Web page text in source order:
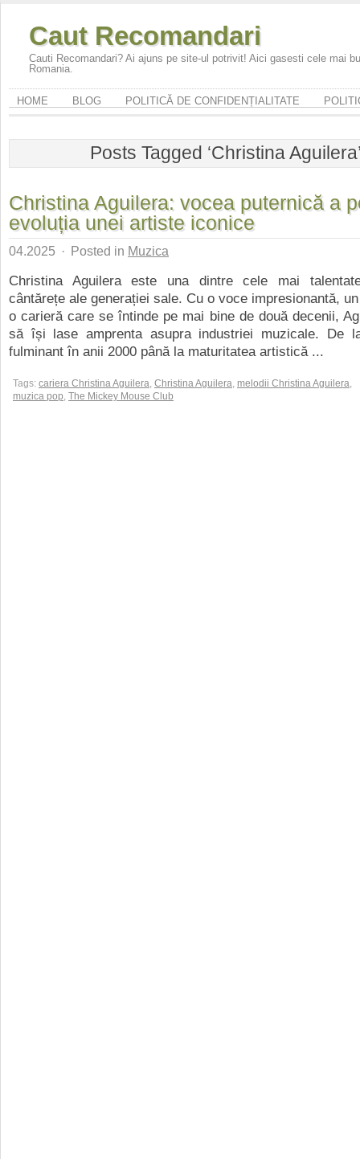
Caut Recomandari
Cauti Recomandari? Ai ajuns pe site-ul potrivit! Aici gasesti cele mai
Romania.
HOME BLOG POLITICĂ DE CONFIDENȚIALITATE
Posts Tagged ‘Christina
Christina Aguilera: vocea puternică a
evoluția unei artiste iconice
04.2025 · Posted in Muzica
Christina Aguilera este una dintre cele mai
cântărețe ale generației sale. Cu o voce impresionantă,
o carieră care se întinde pe mai bine de două decenii,
să își lase amprenta asupra industriei muzicale. De
fulminant în anii 2000 până la maturitatea artistică ...
Tags: cariera Christina Aguilera, Christina Aguilera, melodii Christina Aguilera,
muzica pop, The Mickey Mouse Club